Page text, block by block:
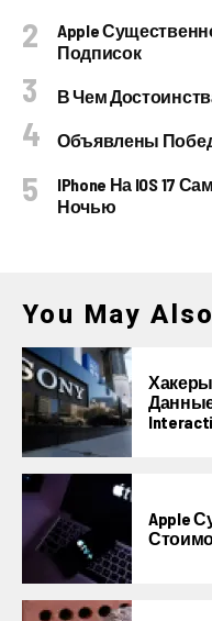
Apple
Подписок
В Чем
Объявлены
IPhone На IOS 17
Ночью
You May
Apple